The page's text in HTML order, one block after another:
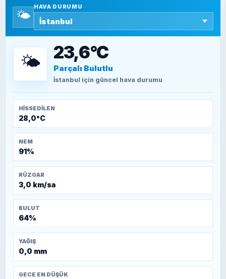
SEYFULLAH ÇİÇEK
TEOMAN ALPASLAN
Kütahya-Eskişehir Muharebeleri (10-24
🌤️
HAVA DURUMU
🌤️ 23,6°C
Parçalı Bulutlu
İstanbul için güncel hava durumu
HISSEDILEN
28,0°C
NEM
91%
RÜZGAR
3,0 km/sa
BULUT
64%
YAĞIŞ
0,0 mm
GECE EN DÜŞÜK